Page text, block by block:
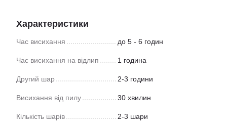
Характеристики
Час висихання до 5 - 6 годин
Час висихання на відлип 1 година
Другий шар 2-3 години
Висихання від пилу 30 хвилин
Кількість шарів 2-3 шари